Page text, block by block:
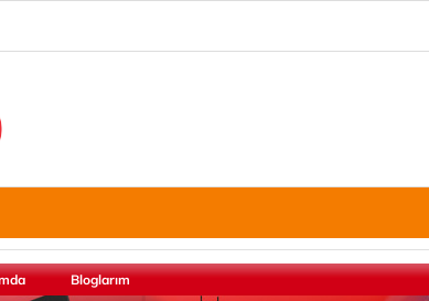
Bloglarım